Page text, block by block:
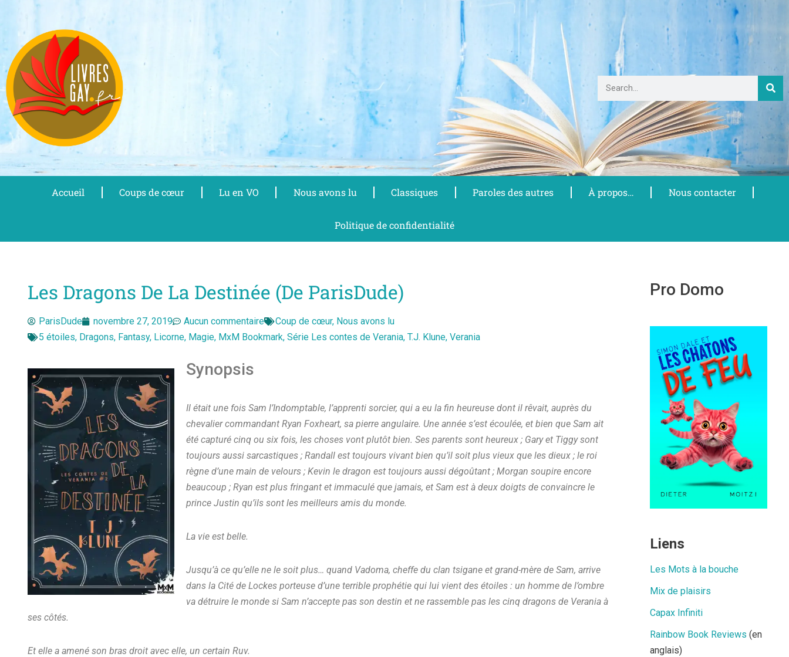
Aller
contenu
Accueil Coups de cœur Lu en VO Nous avons lu Classiques Paroles des autres À propos… Nous contacter
Politique de confidentialité
Les Dragons De La Destinée (de ParisDude)
ParisDude novembre 27, 2019 Aucun commentaire Coup de cœur, Nous avons lu
5 étoiles, Dragons, Fantasy, Licorne, Magie, MxM Bookmark, Série Les contes de Verania, T.J. Klune, Verania
Synopsis
Il était une fois Sam l’Indomptable, l’apprenti sorcier, qui a eu la fin heureuse dont il rêvait, auprès du
chevalier commandant Ryan Foxheart, sa pierre angulaire. Une année s’est écoulée, et bien que Sam ait
été capturé cinq ou six fois, les choses vont plutôt bien. Ses parents sont heureux ; Gary et Tiggy sont
toujours aussi sarcastiques ; Randall est toujours vivant bien qu’il soit plus vieux que les dieux ; le roi
règne d’une main de velours ; Kevin le dragon est toujours aussi dégoûtant ; Morgan soupire encore
beaucoup ; Ryan est plus fringant et immaculé que jamais, et Sam est à deux doigts de convaincre le
prince Justin qu’ils sont les meilleurs amis du monde.
La vie est belle.
Jusqu’à ce qu’elle ne le soit plus… quand Vadoma, cheffe du clan tsigane et grand-mère de Sam, arrive
dans la Cité de Lockes porteuse d’une terrible prophétie qui lui vient des étoiles : un homme de l’ombre
va détruire le monde si Sam n’accepte pas son destin et ne rassemble pas les cinq dragons de Verania à
ses côtés.
Et elle a amené son bras droit avec elle, un certain Ruv.
Pro Domo
Liens
Les Mots à la bouche
Mix de plaisirs
Capax Infiniti
Rainbow Book Reviews (en
anglais)